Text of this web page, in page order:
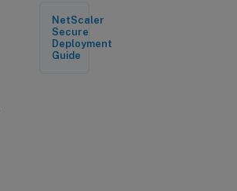
de
configuración
NetScaler
Secure
Deployment
Guide